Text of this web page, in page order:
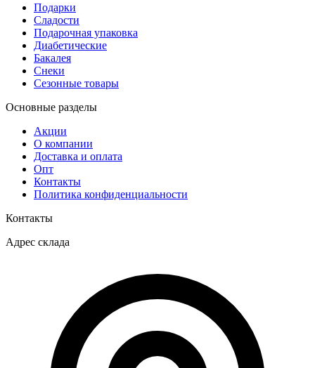
Подарки
Сладости
Подарочная упаковка
Диабетические
Бакалея
Снеки
Сезонные товары
Основные разделы
Акции
О компании
Доставка и оплата
Опт
Контакты
Политика конфиденциальности
Контакты
Адрес склада